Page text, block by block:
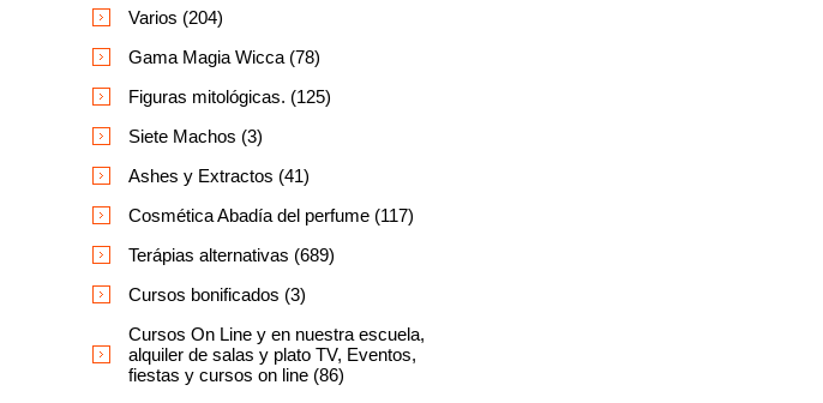
Varios (204)
Gama Magia Wicca (78)
Figuras mitológicas. (125)
Siete Machos (3)
Ashes y Extractos (41)
Cosmética Abadía del perfume (117)
Terápias alternativas (689)
Cursos bonificados (3)
Cursos On Line y en nuestra escuela,
alquiler de salas y plato TV, Eventos,
fiestas y cursos on line (86)